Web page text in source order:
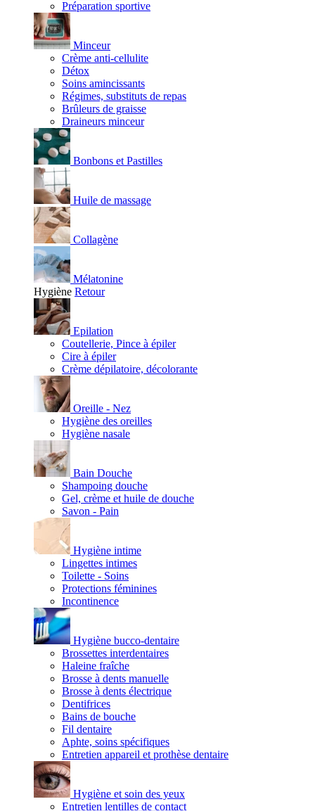
Préparation sportive
Minceur
Crème anti-cellulite
Détox
Soins amincissants
Régimes, substituts de repas
Brûleurs de graisse
Draineurs minceur
Bonbons et Pastilles
Huile de massage
Collagène
Mélatonine
Hygiène Retour
Epilation
Coutellerie, Pince à épiler
Cire à épiler
Crème dépilatoire, décolorante
Oreille - Nez
Hygiène des oreilles
Hygiène nasale
Bain Douche
Shampoing douche
Gel, crème et huile de douche
Savon - Pain
Hygiène intime
Lingettes intimes
Toilette - Soins
Protections féminines
Incontinence
Hygiène bucco-dentaire
Brossettes interdentaires
Haleine fraîche
Brosse à dents manuelle
Brosse à dents électrique
Dentifrices
Bains de bouche
Fil dentaire
Aphte, soins spécifiques
Entretien appareil et prothèse dentaire
Hygiène et soin des yeux
Entretien lentilles de contact